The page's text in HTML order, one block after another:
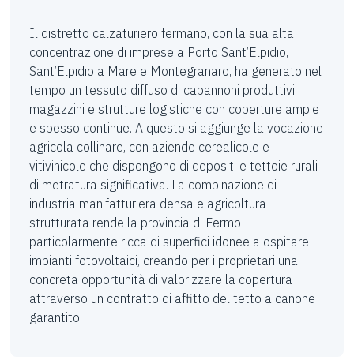
Il distretto calzaturiero fermano, con la sua alta
concentrazione di imprese a Porto Sant’Elpidio,
Sant’Elpidio a Mare e Montegranaro, ha generato nel
tempo un tessuto diffuso di capannoni produttivi,
magazzini e strutture logistiche con coperture ampie
e spesso continue. A questo si aggiunge la vocazione
agricola collinare, con aziende cerealicole e
vitivinicole che dispongono di depositi e tettoie rurali
di metratura significativa. La combinazione di
industria manifatturiera densa e agricoltura
strutturata rende la provincia di Fermo
particolarmente ricca di superfici idonee a ospitare
impianti fotovoltaici, creando per i proprietari una
concreta opportunità di valorizzare la copertura
attraverso un contratto di affitto del tetto a canone
garantito.